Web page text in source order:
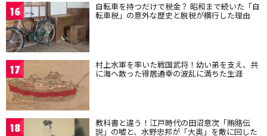
16 自転車を持つだけで税金？ 昭和まで続いた「自
転車税」の意外な歴史と脱税が横行した理由
17 村上水軍を率いた戦国武将！幼い弟を支え、共
に海へ散った得居通幸の波乱に満ちた生涯
18 教科書と違う！江戸時代の田沼意次「賄賂伝
説」の嘘と、水野忠邦が「大奥」を敵に回した